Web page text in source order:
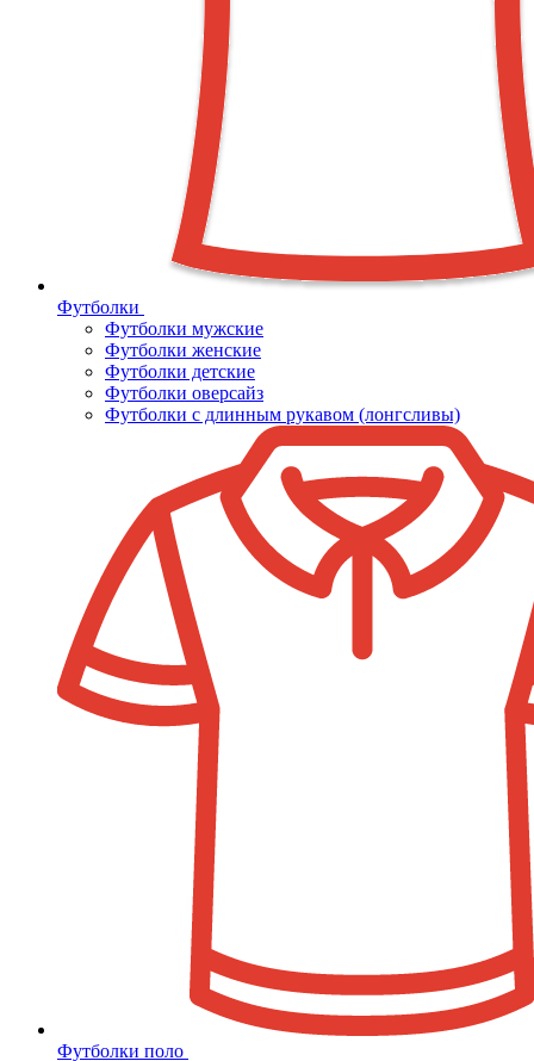
Футболки
Футболки мужские
Футболки женские
Футболки детские
Футболки оверсайз
Футболки с длинным рукавом (лонгсливы)
Футболки поло